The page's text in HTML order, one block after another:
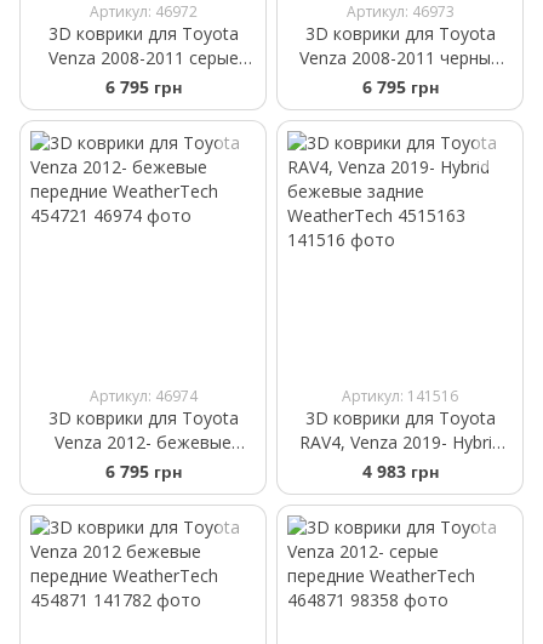
Артикул: 46972
3D коврики для Toyota
Venza 2008-2011 cерые
передние WeatherTech
461831
6 795 грн
Артикул: 46973
3D коврики для Toyota
Venza 2008-2011 черные
передние WeatherTech
441831
6 795 грн
Артикул: 46974
3D коврики для Toyota
Venza 2012- бежевые
передние WeatherTech
454721
6 795 грн
Артикул: 141516
3D коврики для Toyota
RAV4, Venza 2019- Hybrid
бежевые задние
WeatherTech 4515163
4 983 грн